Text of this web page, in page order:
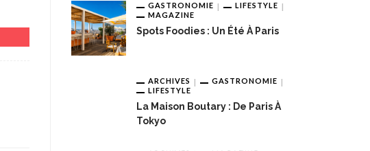
GASTRONOMIE
LIFESTYLE
MAGAZINE
Spots Foodies : Un Été À Paris
ARCHIVES
GASTRONOMIE
LIFESTYLE
La Maison Boutary : De Paris À
Tokyo